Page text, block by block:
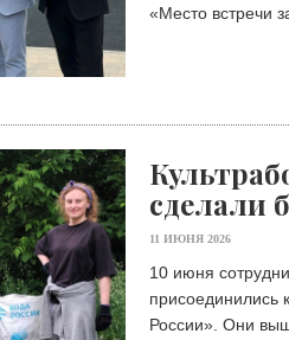
«Место встречи
сделали
11 ИЮНЯ 2026
10 июня
присоединились
России». Они